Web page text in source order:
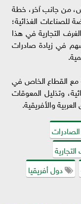
من جانب آخر، خطة
للصناعات الغذائية؛
التجارية في هذا
في زيادة صادرات
مع القطاع الخاص في
وتذليل المعوقات
والأفريقية.
الصادرات
دول أفريقيا